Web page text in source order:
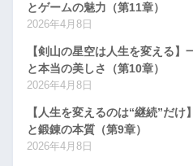
とゲームの魅力（第11章）
2026年4月8日
【剣山の星空は人生を変える
と本当の美しさ（第10章）
2026年4月8日
【人生を変えるのは“継続”だ
と鍛錬の本質（第9章）
2026年4月8日